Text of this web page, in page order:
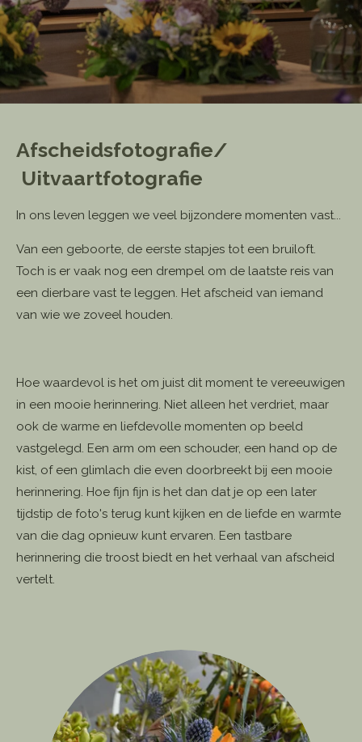
Afscheidsfotografie/
Uitvaartfotografie
In ons leven leggen we veel bijzondere momenten vast...
Van een geboorte, de eerste stapjes tot een bruiloft.
Toch is er vaak nog een drempel om de laatste reis van
een dierbare vast te leggen. Het afscheid van iemand
van wie we zoveel houden.
Hoe waardevol is het om juist dit moment te vereeuwigen
in een mooie herinnering. Niet alleen het verdriet, maar
ook de warme en liefdevolle momenten op beeld
vastgelegd. Een arm om een schouder, een hand op de
kist, of een glimlach die even doorbreekt bij een mooie
herinnering. Hoe fijn fijn is het dan dat je op een later
tijdstip de foto's terug kunt kijken en de liefde en warmte
van die dag opnieuw kunt ervaren. Een tastbare
herinnering die troost biedt en het verhaal van afscheid
vertelt.